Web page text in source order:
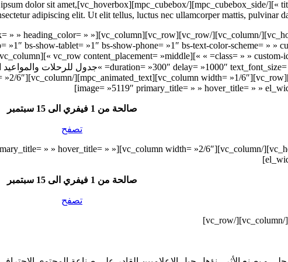
this text. Lorem ipsum dolor sit amet,
adipiscing elit. Ut elit tellus, luctus nec ullamcorper mattis, pulvinar
» » icon= » » title_link= » » heading_color= » »
»1″ bs-show-tablet= »1″ bs-show-phone= »1″ bs-text-color-scheme= » »
image= »5119″ primary_title= » » hover_title= » »
صالحة من 1 فيفري الى 15 سبتمبر
تصفح
image= »5120″ primary_title= » » hover_title= » »
صالحة من 1 فيفري الى 15 سبتمبر
تصفح